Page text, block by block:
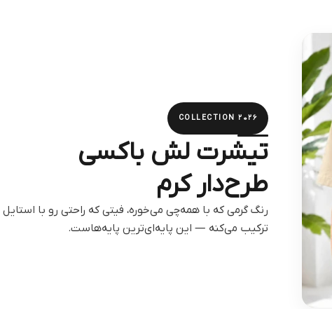
COLLECTION 2026
تیشرت لش باکسی
طرح‌دار کرم
رنگ گرمی که با همه‌چی می‌خوره، فیتی که راحتی رو با استایل
ترکیب می‌کنه — این پایه‌ای‌ترین پایه‌هاست.